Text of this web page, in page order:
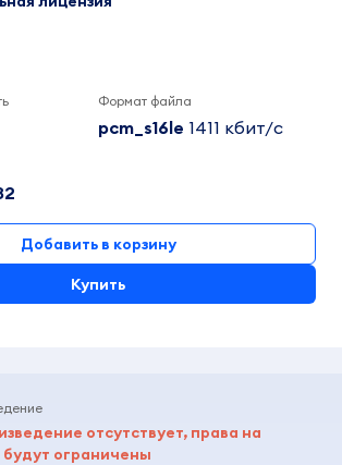
Формат файла
pcm_s16le 1411 кбит/c
Добавить в корзину
Купить
отсутствует, права на
будут ограничены